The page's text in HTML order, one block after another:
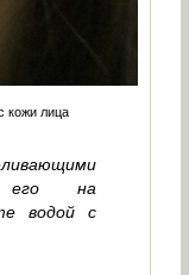
кожи лица
его на
водой с